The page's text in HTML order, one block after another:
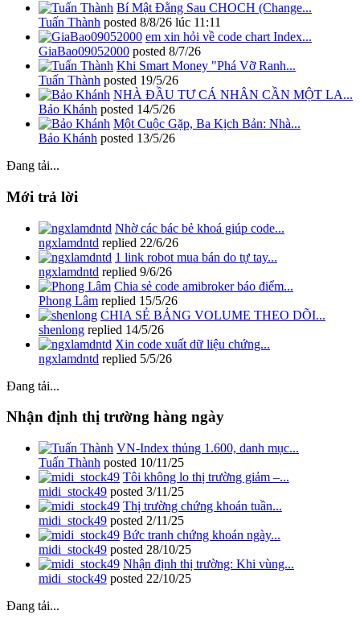
Bí Mật Đằng Sau CHOCH (Change...
Tuấn Thành posted 8/8/26 lúc 11:11
em xin hỏi về code chart Index...
GiaBao09052000 posted 8/7/26
Khi Smart Money "Phá Vỡ Ranh...
Tuấn Thành posted 19/5/26
NHÀ ĐẦU TƯ CÁ NHÂN CẦN MỘT LA...
Bảo Khánh posted 14/5/26
Một Cuộc Gặp, Ba Kịch Bản: Nhà...
Bảo Khánh posted 13/5/26
Đang tải...
Mới trả lời
Nhờ các bác bẻ khoá giúp code...
ngxlamdntd replied 22/6/26
1 link robot mua bán do tự tay...
ngxlamdntd replied 9/6/26
Chia sẻ code amibroker báo điểm...
Phong Lâm replied 15/5/26
CHIA SẺ BẢNG VOLUME THEO DÕI...
shenlong replied 14/5/26
Xin code xuất dữ liệu chứng...
ngxlamdntd replied 5/5/26
Đang tải...
Nhận định thị trường hàng ngày
VN-Index thủng 1.600, danh mục...
Tuấn Thành posted 10/11/25
Tôi không lo thị trường giảm –...
midi_stock49 posted 3/11/25
Thị trường chứng khoán tuần...
midi_stock49 posted 2/11/25
Bức tranh chứng khoán ngày...
midi_stock49 posted 28/10/25
Nhận định thị trường: Khi vùng...
midi_stock49 posted 22/10/25
Đang tải...